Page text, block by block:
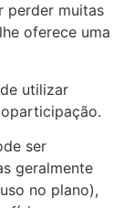
perder muitas
oferece uma
utilizar
ser
geralmente
no plano),